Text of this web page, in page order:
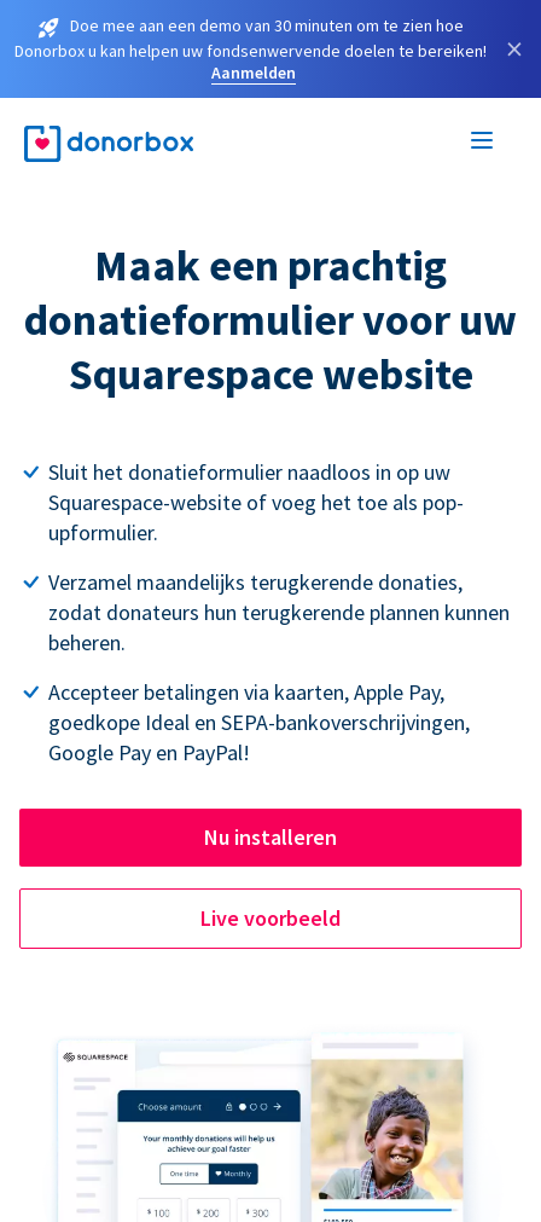
Doe mee aan een demo van 30 minuten om te zien hoe
Donorbox u kan helpen uw fondsenwervende doelen te bereiken!
Aanmelden
×
Maak een prachtig
donatieformulier voor uw
Squarespace website
Sluit het donatieformulier naadloos in op uw
Squarespace-website of voeg het toe als pop-
upformulier.
Verzamel maandelijks terugkerende donaties,
zodat donateurs hun terugkerende plannen kunnen
beheren.
Accepteer betalingen via kaarten, Apple Pay,
goedkope Ideal en SEPA-bankoverschrijvingen,
Google Pay en PayPal!
Nu installeren
Live voorbeeld